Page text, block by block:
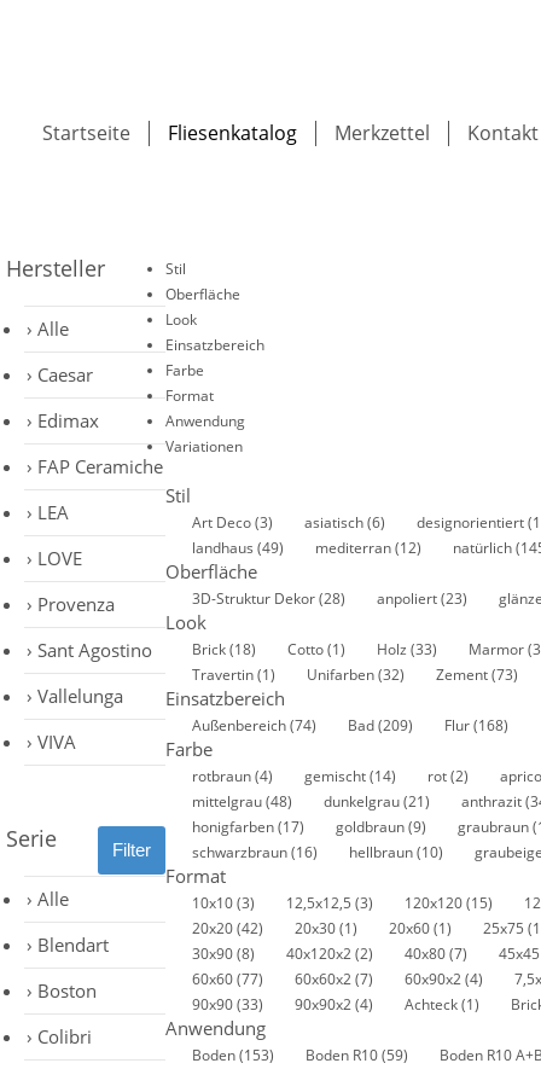
Startseite Fliesenkatalog Merkzettel Kontakt
Hersteller
Alle
Caesar
Edimax
FAP Ceramiche
LEA
LOVE
Provenza
Sant Agostino
Vallelunga
VIVA
Serie
Alle
Blendart
Boston
Colibri
Stil
Oberfläche
Look
Einsatzbereich
Farbe
Format
Anwendung
Variationen
Stil
Art Deco(3) asiatisch(6) designorientiert
landhaus (49) mediterran(12) natürlich
Oberfläche
3D-Struktur Dekor(28) anpoliert(23)
Look
Brick(18) Cotto(1) Holz (33) Marmor
Travertin(1) Unifarben(32) Zement(73)
Einsatzbereich
Außenbereich(74) Bad(209) Flur(168)
Farbe
rotbraun(4) gemischt(14) rot(2)
mittelgrau(48) dunkelgrau(21) anthrazit
honigfarben(17) goldbraun(9) graubraun
schwarzbraun(16) hellbraun(10)
Format
10x10(3) 12,5x12,5 (3) 120x120(15)
20x20(42) 20x30(1) 20x60(1) 25x75
30x90(8) 40x120x2(2) 40x80(7)
60x60(77) 60x60x2(7) 60x90x2(4)
90x90(33) 90x90x2(4) Achteck(1)
Anwendung
Boden(153) Boden R10(59)
Boden R10